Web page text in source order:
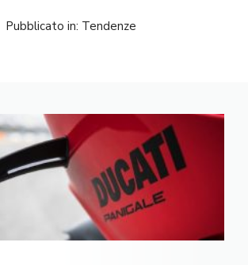
Pubblicato in: Tendenze